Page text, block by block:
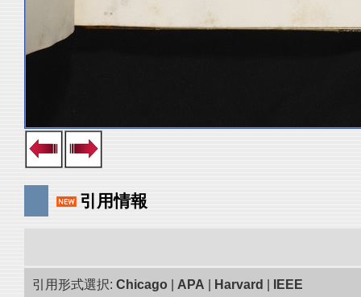
引用情報
引用形式選択: Chicago APA Harvard IEEE